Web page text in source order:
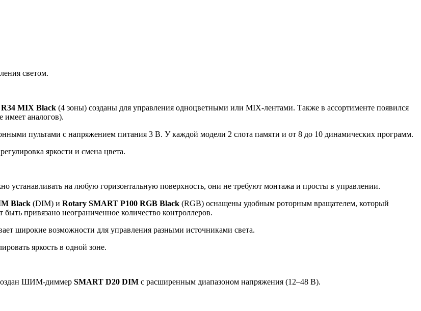
светом.
MIX Black (4 зоны) созданы для управления одноцветными или MIX-лентами. Также в ассортименте появился
имеет аналогов).
пультами с напряжением питания 3 В. У каждой модели 2 слота памяти и от 8 до 10 динамических программ.
яркости и смена цвета.
устанавливать на любую горизонтальную поверхность, они не требуют монтажа и просты в управлении.
Black (DIM) и Rotary SMART P100 RGB Black (RGB) оснащены удобным роторным вращателем, который
привязано неограниченное количество контроллеров.
широкие возможности для управления разными источниками света.
яркость в одной зоне.
ШИМ-диммер SMART D20 DIM с расширенным диапазоном напряжения (12–48 В).